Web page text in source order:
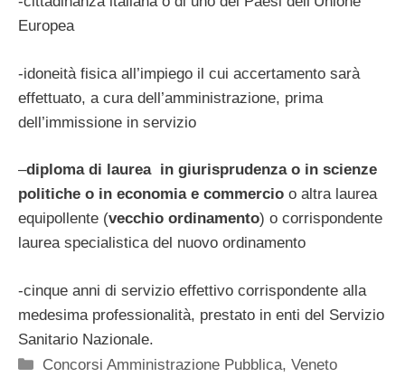
Europea
-idoneità fisica all’impiego il cui accertamento sarà
effettuato, a cura dell’amministrazione, prima
dell’immissione in servizio
–diploma di laurea in giurisprudenza o in scienze
politiche o in economia e commercio o altra laurea
equipollente (vecchio ordinamento) o corrispondente
laurea specialistica del nuovo ordinamento
-cinque anni di servizio effettivo corrispondente alla
medesima professionalità, prestato in enti del Servizio
Sanitario Nazionale.
Categorie
Concorsi Amministrazione Pubblica,Veneto